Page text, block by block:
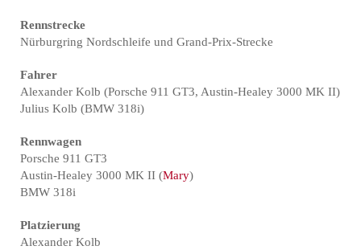
Rennstrecke
Nürburgring Nordschleife und Grand-Prix-Strecke
Fahrer
Alexander Kolb (Porsche 911 GT3, Austin-Healey 3000 MK II)
Julius Kolb (BMW 318i)
Rennwagen
Porsche 911 GT3
Austin-Healey 3000 MK II (Mary)
BMW 318i
Platzierung
Alexander Kolb